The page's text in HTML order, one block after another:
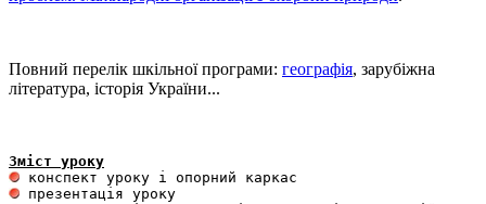
Повний перелік шкільної програми: географія, зарубіжна
література, історія України...
Зміст уроку